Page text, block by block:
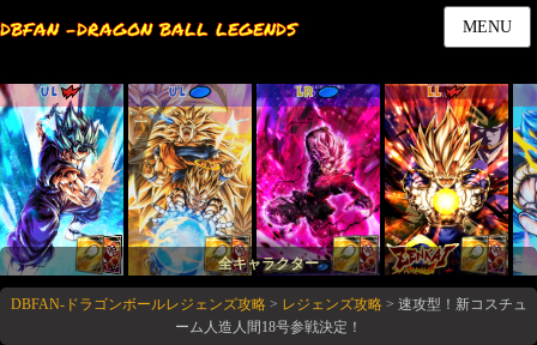
DBFAN -DRAGON BALL LEGENDS MENU
UL UL LR LL
全キャラクター
DBFAN-ドラゴンボールレジェンズ攻略> レジェンズ攻略> 速攻型！新コスチュ
ーム人造人間18号参戦決定！